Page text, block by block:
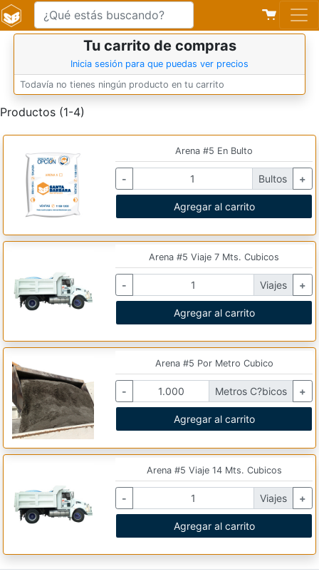
Productos (1-4)
Arena #5 En Bulto
- Bultos +
Agregar al carrito
Arena #5 Viaje 7 Mts. Cubicos
- Viajes +
Agregar al carrito
Arena #5 Por Metro Cubico
- Metros C?bicos +
Agregar al carrito
Arena #5 Viaje 14 Mts. Cubicos
- Viajes +
Agregar al carrito
Tu carrito de compras
Inicia sesión para que puedas ver precios
Todavía no tienes ningún producto en tu carrito